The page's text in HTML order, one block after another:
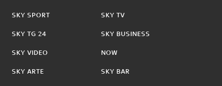
SKY SPORT
SKY TG 24
SKY VIDEO
SKY ARTE
SKY TV
SKY BUSINESS
NOW
SKY BAR